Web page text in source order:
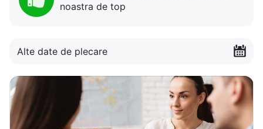
noastra de top
Alte date de plecare